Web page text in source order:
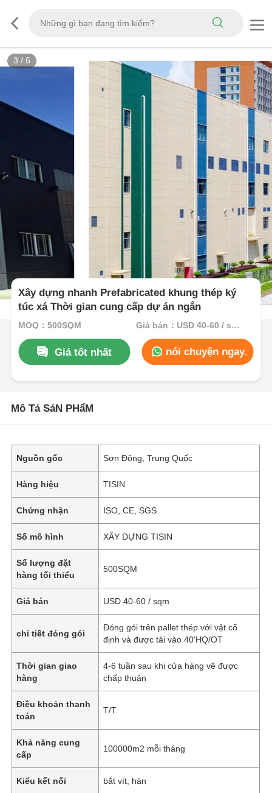
3 / 6
Xây dựng nhanh Prefabricated khung thép ký
túc xá Thời gian cung cấp dự án ngắn
MOQ：500SQM Giá bán：USD 40-60 / sqm
Giá tốt nhất nói chuyện ngay.
Mô Tả SảN PHẩM
Nguồn gốc Sơn Đông, Trung Quốc
Hàng hiệu TISIN
Chứng nhận ISO, CE, SGS
Số mô hình XÂY DỰNG TISIN
Số lượng đặt
hàng tối thiểu
500SQM
Giá bán USD 40-60 / sqm
chi tiết đóng gói
Đóng gói trên pallet thép với vật cố
định và được tải vào 40'HQ/OT
Thời gian giao
hàng
4-6 tuần sau khi cửa hàng vẽ được
chấp thuận
Điều khoản thanh
toán
T/T
Khả năng cung
cấp
100000m2 mỗi tháng
Kiểu kết nối bắt vít, hàn